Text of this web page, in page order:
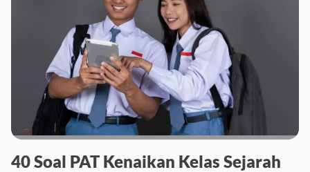
40 Soal PAT Kenaikan Kelas Sejarah